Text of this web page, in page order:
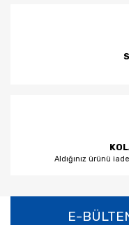
Aldığınız ürünü
E-